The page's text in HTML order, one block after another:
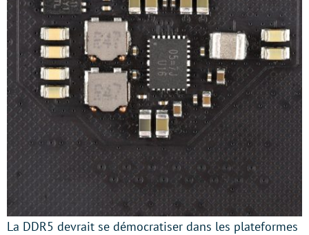
La DDR5 devrait se démocratiser dans les plateformes